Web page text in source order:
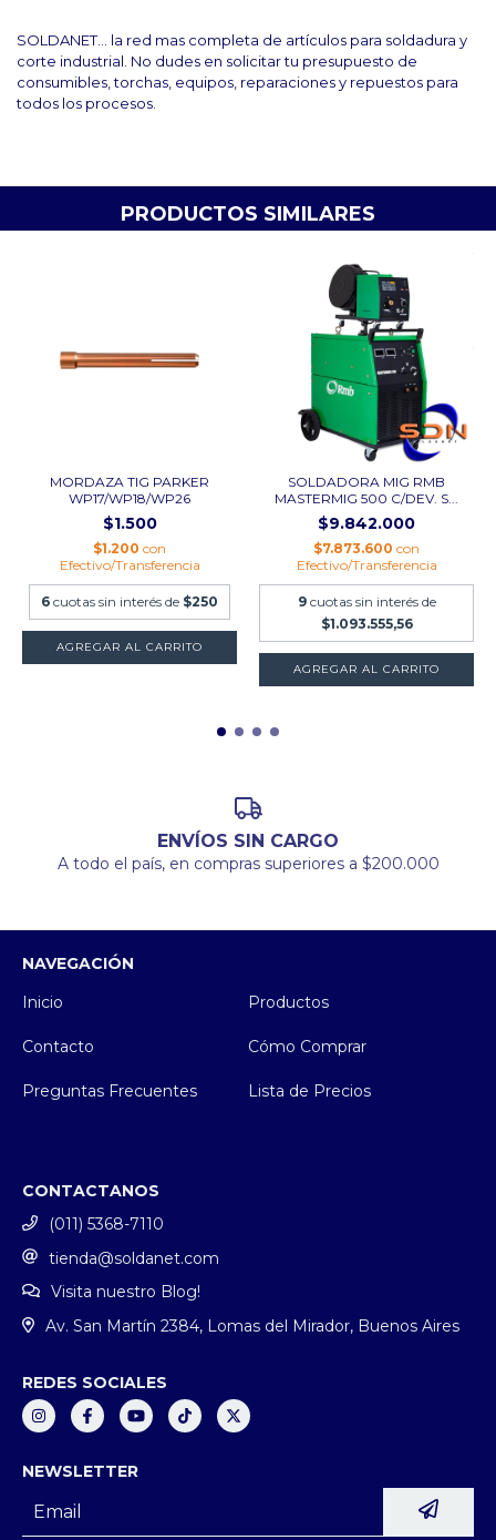
SOLDANET... la red mas completa de artículos para soldadura y
corte industrial. No dudes en solicitar tu presupuesto de
consumibles, torchas, equipos, reparaciones y repuestos para
todos los procesos.
PRODUCTOS SIMILARES
MORDAZA TIG PARKER
WP17/WP18/WP26
$1.500
$1.200 con
Efectivo/Transferencia
6 cuotas sin interés de $250
AGREGAR AL CARRITO
SOLDADORA MIG RMB
MASTERMIG 500 C/DEV. S...
$9.842.000
$7.873.600 con
Efectivo/Transferencia
9 cuotas sin interés de
$1.093.555,56
ENVÍOS SIN CARGO
A todo el país, en compras superiores a $200.000
NAVEGACIÓN
Inicio
Productos
Contacto Cómo Comprar
Preguntas Frecuentes Lista de Precios
CONTACTANOS
(011) 5368-7110
tienda@soldanet.com
Visita nuestro Blog!
Av. San Martín 2384, Lomas del Mirador, Buenos Aires
REDES SOCIALES
NEWSLETTER